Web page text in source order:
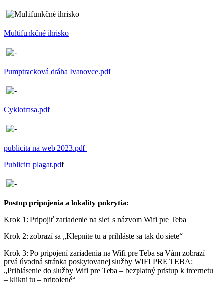
Multifunkčné ihrisko
Pumptracková dráha Ivanovce.pdf
Cyklotrasa.pdf
publicita na web 2023.pdf
Publicita plagat.pdf
Postup pripojenia a lokality pokrytia:
Krok 1: Pripojiť zariadenie na sieť s názvom Wifi pre Teba
Krok 2: zobrazí sa „Klepnite tu a prihláste sa tak do siete“
Krok 3: Po pripojení zariadenia na Wifi pre Teba sa Vám zobrazí
prvá úvodná stránka poskytovanej služby WIFI PRE TEBA:
„Prihlásenie do služby Wifi pre Teba – bezplatný prístup k internetu
– klikni tu – pripojené“